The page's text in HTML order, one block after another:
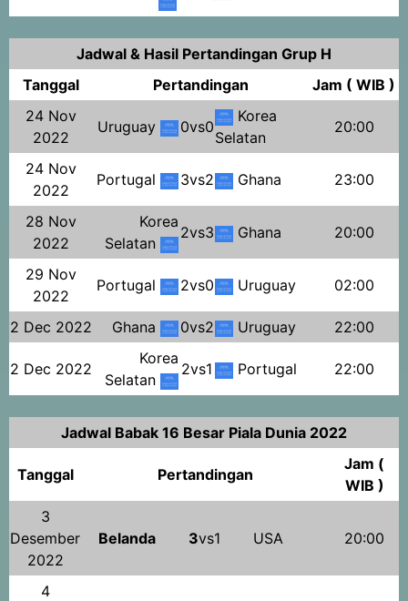
Jadwal & Hasil Pertandingan Grup H
Tanggal
Pertandingan
Jam ( WIB )
24 Nov
2022
Uruguay 0vs0
Korea
Selatan
20:00
24 Nov
2022
Portugal 3vs2 Ghana 23:00
28 Nov
2022
Korea
Selatan
2vs3 Ghana 20:00
29 Nov
2022
Portugal 2vs0 Uruguay 02:00
2 Dec 2022 Ghana 0vs2 Uruguay 22:00
2 Dec 2022
Korea
Selatan
2vs1 Portugal 22:00
Jadwal Babak 16 Besar Piala Dunia 2022
Tanggal Pertandingan
Jam (
WIB )
3
Desember
2022
Belanda 3vs1 USA 20:00
4